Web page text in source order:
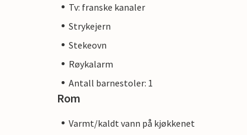
Tv: franske kanaler
Strykejern
Stekeovn
Røykalarm
Antall barnestoler: 1
Rom
Varmt/kaldt vann på kjøkkenet